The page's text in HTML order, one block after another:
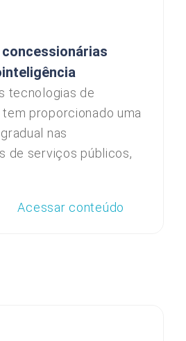
tecnologias de
proporcionado uma
nas
de serviços públicos,
Acessar conteúdo